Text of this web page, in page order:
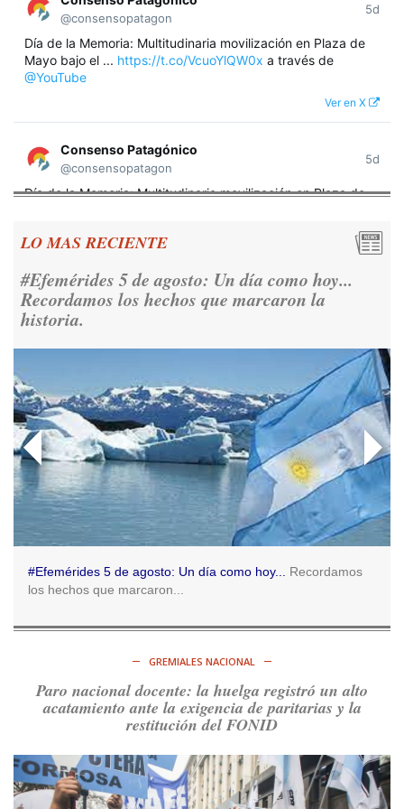
@consensopatagon
5d
Día de la Memoria: Multitudinaria movilización en Plaza de
Mayo bajo el ... https://t.co/VcuoYlQW0x a través de
@YouTube
Ver en X
Consenso Patagónico
@consensopatagon
5d
Día de la Memoria: Multitudinaria movilización en Plaza de
Rosada para reivindicar los derechos humanos y la
Ver en X
@consensopatagon
: 📢 MARCHAMOS 📍Desde la ex ESMA
hasta San José 1111, hacia Plaza de Mayo.
https://t.co/o7PaEbKM36
Ver en X
Consenso Patagónico
@consensopatagon
5d
RT @caortega64:https://t.co/q6PsJKqeuz
Consenso Patagónico
derechos y por su organización. Hoy lo vuelven a intentar.
Ver en X
@consensopatagon
5d
RT@caortega64: A #50AñosDelGolpe, la memoria es
LO MAS RECIENTE
#Efemérides 5 de agosto: Un día como hoy...
Recordamos los hechos que marcaron la
historia.
#Efemérides 5 de agosto: Un día como hoy... Recordamos
los hechos que marcaron...
GREMIALES NACIONAL
Paro nacional docente: la huelga registró un alto
acatamiento ante la exigencia de paritarias y la
restitución del FONID